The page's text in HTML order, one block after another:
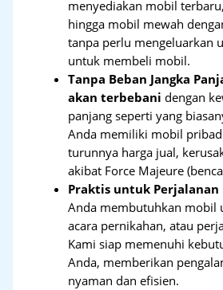
menyediakan mobil
hingga mobil mewah
tanpa perlu mengeluarkan
untuk membeli mobil.
Tanpa Beban Jangka
akan terbebani dengan
panjang seperti yang
Anda memiliki mobil
turunnya harga jual,
akibat Force Majeure
Praktis untuk Perjalanan
Anda membutuhkan mobil
acara pernikahan, atau
Kami siap memenuhi
Anda, memberikan
nyaman dan efisien.